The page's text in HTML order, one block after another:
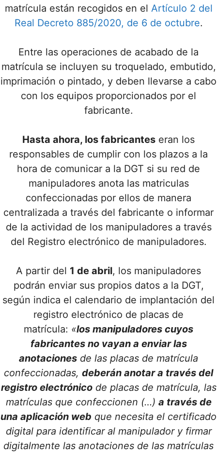
matrícula están recogidos en el Artículo 2 del
Real Decreto 885/2020, de 6 de octubre.
Entre las operaciones de acabado de la
matrícula se incluyen su troquelado, embutido,
imprimación o pintado, y deben llevarse a cabo
con los equipos proporcionados por el
fabricante.
Hasta ahora, los fabricantes eran los
responsables de cumplir con los plazos a la
hora de comunicar a la DGT si su red de
manipuladores anota las matriculas
confeccionadas por ellos de manera
centralizada a través del fabricante o informar
de la actividad de los manipuladores a través
del Registro electrónico de manipuladores.
A partir del 1 de abril, los manipuladores
podrán enviar sus propios datos a la DGT,
según indica el calendario de implantación del
registro electrónico de placas de
matrícula: «los manipuladores cuyos
fabricantes no vayan a enviar las
anotaciones de las placas de matrícula
confeccionadas, deberán anotar a través del
registro electrónicode placas de matrícula, las
matrículas que confeccionen (…) a través de
una aplicación web que necesita el certificado
digital para identificar al manipulador y firmar
digitalmente las anotaciones de las matrículas